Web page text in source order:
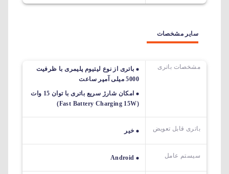
سایر مشخصات
مشخصات باتری
باتری از نوع لیتیوم پلیمری با ظرفیت
5000 میلی آمپر ساعت
امکان شارژ سریع باتری با توان 15 وات
(Fast Battery Charging 15W)
باتری قابل تعویض خیر
سیستم عامل Android